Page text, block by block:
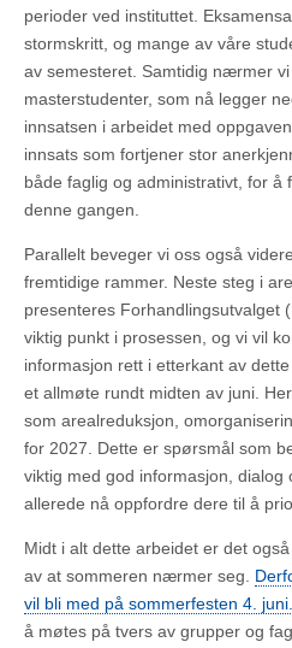
perioder ved instituttet.
stormskritt, og mange av våre
av semesteret. Samtidig nærmer
masterstudenter, som nå legger
innsatsen i arbeidet med
innsats som fortjener stor
både faglig og administrativt, for å
denne gangen.
Parallelt beveger vi oss også
fremtidige rammer. Neste steg i
presenteres Forhandlingsutvalget
viktig punkt i prosessen, og vi vil
informasjon rett i etterkant av
et allmøte rundt midten av juni.
som arealreduksjon,
for 2027. Dette er spørsmål som
viktig med god informasjon, dialog
allerede nå oppfordre dere til å
Midt i alt dette arbeidet er det
av at sommeren nærmer seg.
vil bli med på sommerfesten 4. juni.
å møtes på tvers av grupper og